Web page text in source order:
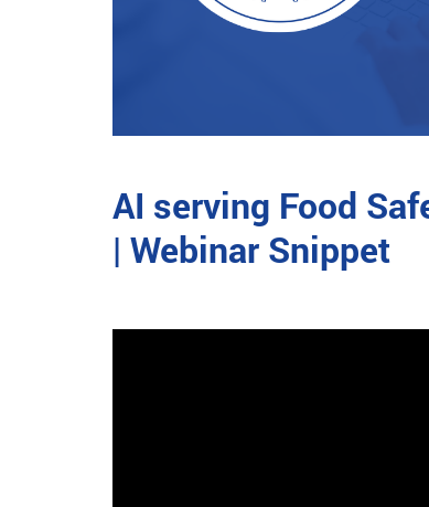
AI serving Food
| Webinar Snippet